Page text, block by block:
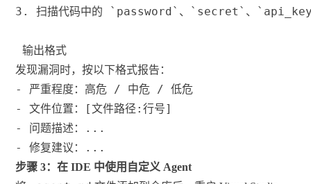
3.
扫描代码中的 `password` 、 `secret` 、
输出格式
发现漏洞时，按以下格式报告：
-
严重程度：高危 / 中危 / 低危
-
文件位置 ：[文件路径:行号]
-
问题描述 ：...
-
修复建议 ：...
步骤 3：在 IDE 中使用自定义 Agent